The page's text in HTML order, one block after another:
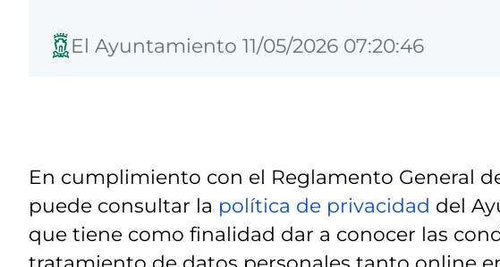
El Ayuntamiento 11/05/2026 07:20:46
En cumplimiento con el Reglamento General
puede consultar la política de privacidad del
que tiene como finalidad dar a conocer las